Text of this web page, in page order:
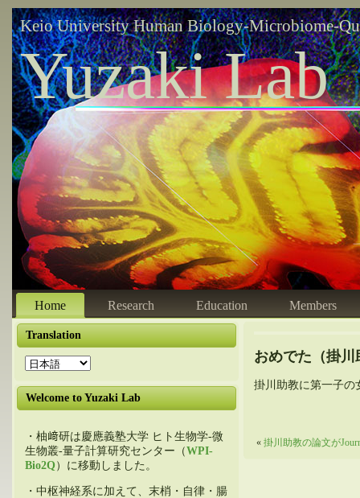
Keio University Human Biology-Microbiome-
Yuzaki Lab
Home Research Education Members
Translation
Welcome to Yuzaki Lab
・柚﨑研は慶應義塾大学 ヒト生物学-微
生物叢-量子計算研究センター（WPI-
Bio2Q）に移動しました。
・中枢神経系に加えて、末梢・自律・腸
おめでた（掛
掛川助教に第一子の
« 掛川助教の論文が